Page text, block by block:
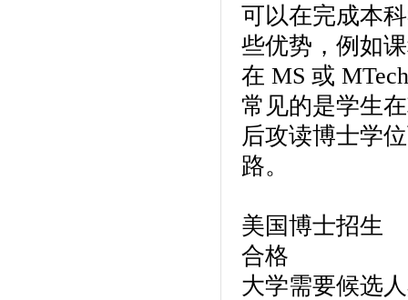
可以在完成本
些优势，例如
在 MS 或
常见的是学生
后攻读博士学
路。
美国博士招生
合格
大学需要候选